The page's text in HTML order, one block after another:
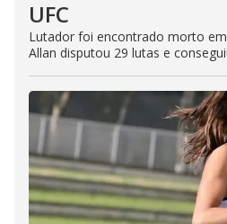
UFC
Lutador foi encontrado morto
Allan disputou 29 lutas e